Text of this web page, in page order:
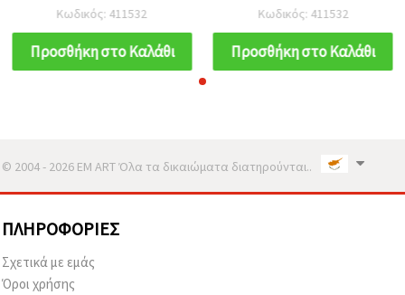
Κωδικός: 411532
Προσθήκη στο Καλάθι
Κωδικός: 411532
Προσθήκη στο Καλάθι
© 2004 - 2026 EM ART Όλα τα δικαιώματα διατηρούνται..
ΠΛΗΡΟΦΟΡΊΕΣ
Σχετικά με εμάς
Όροι χρήσης